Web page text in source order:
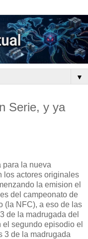
▼
Serie, y ya
para la nueva
los actores originales
la emision el
del campeonato de
(la NFC), a eso de las
de la madrugada del
segundo episodio el
3 de la madrugada